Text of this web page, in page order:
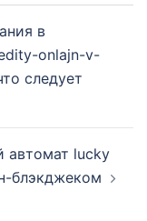
в
onlajn-v-
следует
автомат lucky
блэкджеком